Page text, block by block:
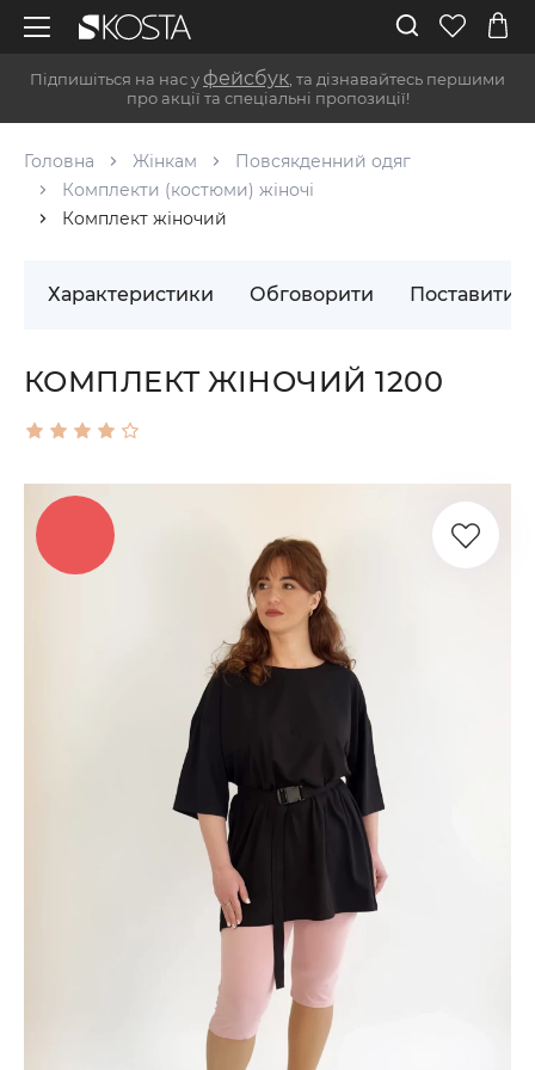
Підпишіться на нас у фейсбук , та дізнавайтесь першими
про акції та спеціальні пропозиції!
Головна Жінкам
Повсякденний одяг
Комплекти (костюми) жіночі
Комплект жіночий
Характеристики Обговорити Поставити
КОМПЛЕКТ ЖІНОЧИЙ 1200